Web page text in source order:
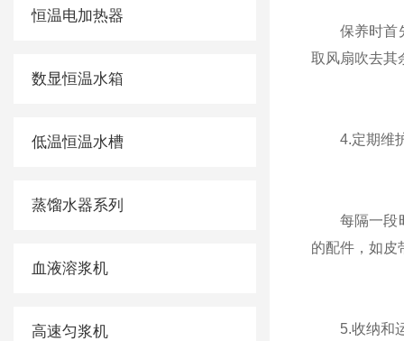
恒温电加热器
数显恒温水箱
低温恒温水槽
蒸馏水器系列
血液溶浆机
高速匀浆机
保养时首先要
取风扇吹去其余
4.定期维
每隔一段时间
的配件，如
5.收纳和